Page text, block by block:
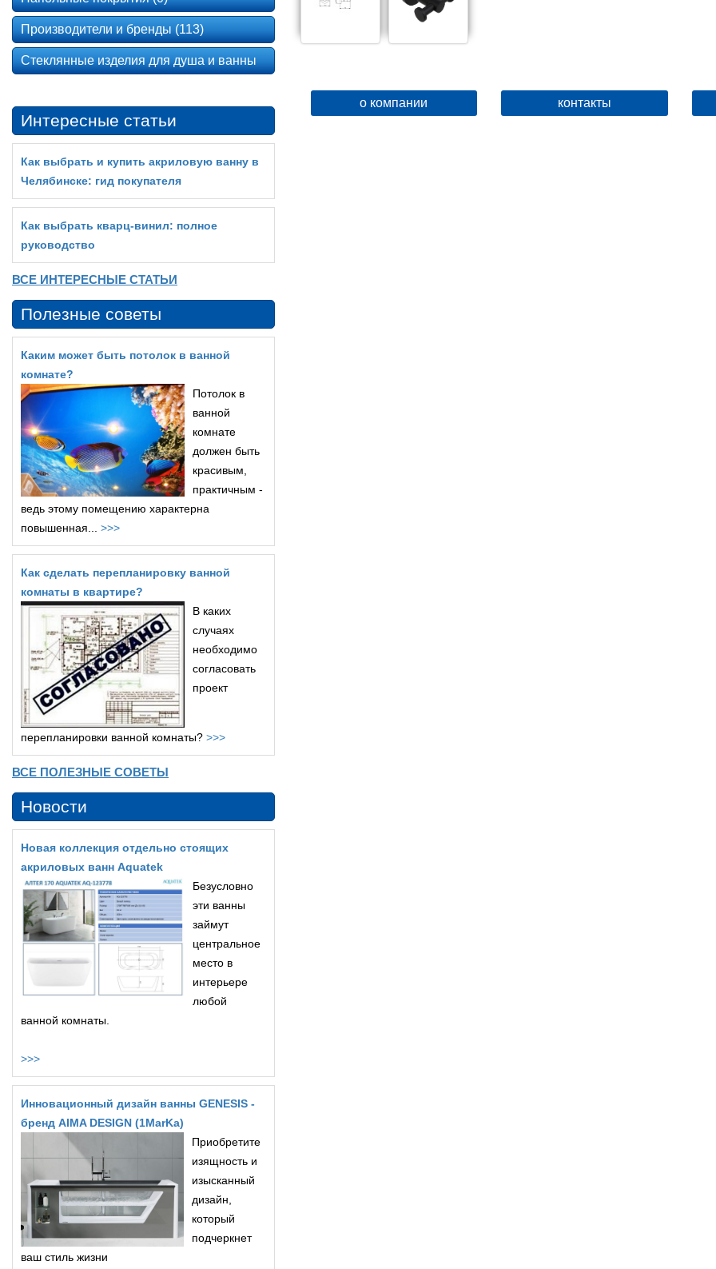
о компании контакты
Производители и бренды (113)
Стеклянные изделия для душа и ванны
Интересные статьи
Как выбрать и купить акриловую ванну в
Челябинске: гид покупателя
Как выбрать кварц‑винил: полное
руководство
ВСЕ ИНТЕРЕСНЫЕ СТАТЬИ
Полезные советы
Каким может быть потолок в ванной
комнате?
Потолок в
ванной
комнате
должен быть
красивым,
практичным -
ведь этому помещению характерна
повышенная... >>>
Как сделать перепланировку ванной
комнаты в квартире?
В каких
случаях
необходимо
согласовать
проект
перепланировки ванной комнаты? >>>
ВСЕ ПОЛЕЗНЫЕ СОВЕТЫ
Новости
Новая коллекция отдельно стоящих
акриловых ванн Aquatek
Безусловно
эти ванны
займут
центральное
место в
интерьере
любой
ванной комнаты.
>>>
Инновационный дизайн ванны GENESIS -
бренд AIMA DESIGN (1MarKa)
Приобретите
изящность и
изысканный
дизайн,
который
подчеркнет
ваш стиль жизни